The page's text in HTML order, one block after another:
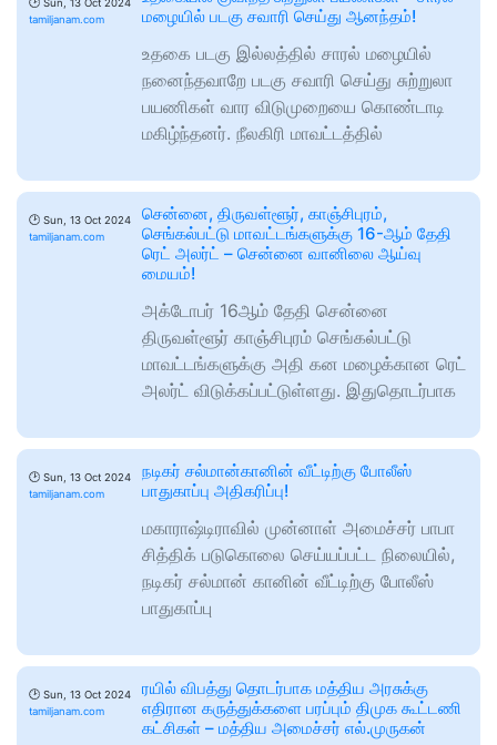
Sun, 13 Oct 2024
tamiljanam.com
மழையில் படகு சவாரி செய்து ஆனந்தம்!
உதகை படகு இல்லத்தில் சாரல் மழையில்
நனைந்தவாறே படகு சவாரி செய்து சுற்றுலா
பயணிகள் வார விடுமுறையை கொண்டாடி
மகிழ்ந்தனர். நீலகிரி மாவட்டத்தில்
🕑 Sun, 13 Oct 2024
tamiljanam.com
சென்னை, திருவள்ளூர், காஞ்சிபுரம்,
செங்கல்பட்டு மாவட்டங்களுக்கு 16-ஆம் தேதி
ரெட் அலர்ட் – சென்னை வானிலை ஆய்வு
மையம்!
அக்டோபர் 16ஆம் தேதி சென்னை
திருவள்ளூர் காஞ்சிபுரம் செங்கல்பட்டு
மாவட்டங்களுக்கு அதி கன மழைக்கான ரெட்
அலர்ட் விடுக்கப்பட்டுள்ளது. இதுதொடர்பாக
🕑 Sun, 13 Oct 2024
tamiljanam.com
நடிகர் சல்மான்கானின் வீட்டிற்கு போலீஸ்
பாதுகாப்பு அதிகரிப்பு!
மகாராஷ்டிராவில் முன்னாள் அமைச்சர் பாபா
சித்திக் படுகொலை செய்யப்பட்ட நிலையில்,
நடிகர் சல்மான் கானின் வீட்டிற்கு போலீஸ்
பாதுகாப்பு
🕑 Sun, 13 Oct 2024
tamiljanam.com
ரயில் விபத்து தொடர்பாக மத்திய அரசுக்கு
எதிரான கருத்துக்களை பரப்பும் திமுக கூட்டணி
கட்சிகள் – மத்திய அமைச்சர் எல்.முருகன்